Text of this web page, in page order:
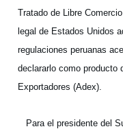
Tratado de Libre
legal de Estados Unidos
regulaciones peruanas
declararlo como producto
Exportadores (Adex).
Para el presidente del